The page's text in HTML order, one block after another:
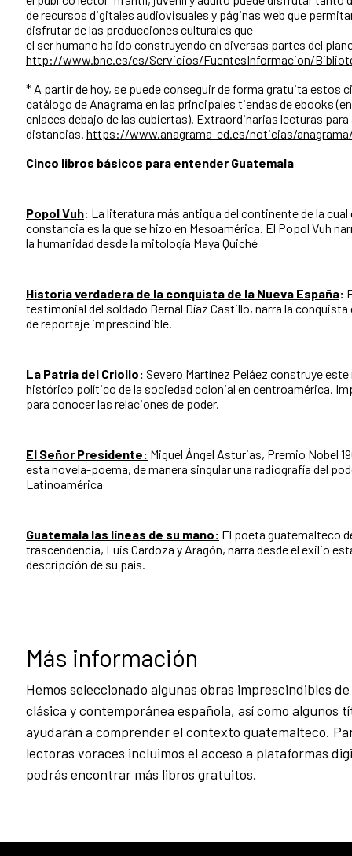
de recursos digitales audiovisuales y páginas web que
disfrutar de las producciones culturales que
el ser humano ha ido construyendo en diversas partes del
http://www.bne.es/es/Servicios/FuentesInformacion/
* A partir de hoy, se puede conseguir de forma gratuita estos
catálogo de Anagrama en las principales tiendas de ebooks
enlaces debajo de las cubiertas). Extraordinarias lecturas
distancias. https://www.anagrama-ed.es/noticias/
Cinco libros básicos para entender Guatemala
Popol Vuh: La literatura más antigua del continente de la cual
constancia es la que se hizo en Mesoamérica. El Popol Vuh
la humanidad desde la mitología Maya Quiché
Historia verdadera de la conquista de la Nueva España:
testimonial del soldado Bernal Díaz Castillo, narra la conquista
de reportaje imprescindible.
La Patria del Criollo: Severo Martínez Peláez construye
histórico político de la sociedad colonial en centroamérica.
para conocer las relaciones de poder.
El Señor Presidente: Miguel Ángel Asturias, Premio Nobel
esta novela-poema, de manera singular una radiografía del
Latinoamérica
Guatemala las líneas de su mano: El poeta guatemalteco
trascendencia, Luis Cardoza y Aragón, narra desde el exilio
descripción de su país.
Más información
Hemos seleccionado algunas obras imprescindibles
clásica y contemporánea española, así como algunos
ayudarán a comprender el contexto guatemalteco.
lectoras voraces incluimos el acceso a plataformas
podrás encontrar más libros gratuitos.